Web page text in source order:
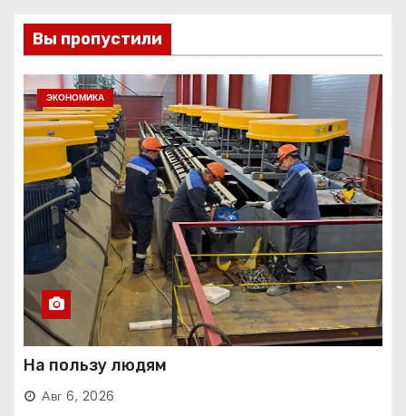
Вы пропустили
ЭКОНОМИКА
На пользу людям
Авг 6, 2026